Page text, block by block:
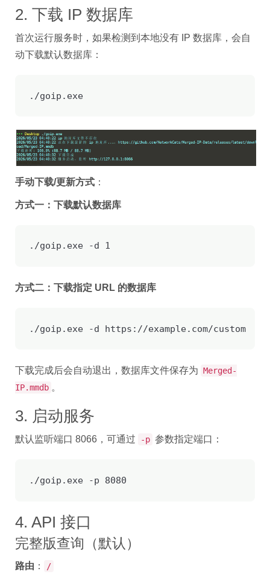
2. 下载 IP 数据库
首次运行服务时，如果检测到本地没有 IP 数据库，会自
动下载默认数据库：
./goip.exe
手动下载/更新方式 ：
方式一：下载默认数据库
./goip.exe -d 1
方式二：下载指定 URL 的数据库
./goip.exe -d https://example.com/
下载完成后会自动退出，数据库文件保存为 Merged-
IP.mmdb 。
3. 启动服务
默认监听端口 8066，可通过 -p 参数指定端口：
./goip.exe -p 8080
4. API 接口
完整版查询（默认）
路由 ： /